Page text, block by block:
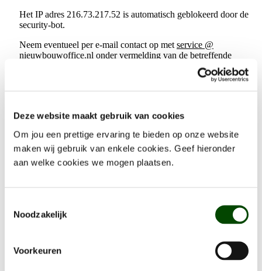
Deze website maakt gebruik van cookies
Om jou een prettige ervaring te bieden op onze website
maken wij gebruik van enkele cookies. Geef hieronder
aan welke cookies we mogen plaatsen.
Noodzakelijk
Voorkeuren
Nog geen account?
Vul hieronder je gegevens in om je te registreren en